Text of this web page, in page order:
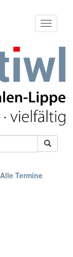
Alle Termine